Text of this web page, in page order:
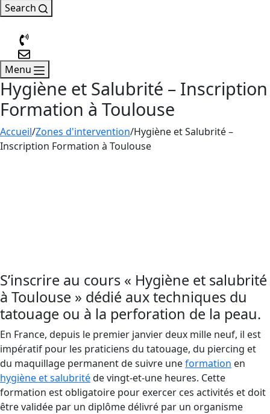
Search
Menu
Hygiène et Salubrité – Inscription
Formation à Toulouse
Accueil/Zones d'intervention/Hygiène et Salubrité –
Inscription Formation à Toulouse
S’inscrire au cours « Hygiène et salubrité
à Toulouse » dédié aux techniques du
tatouage ou à la perforation de la peau.
En France, depuis le premier janvier deux mille neuf, il est
impératif pour les praticiens du tatouage, du piercing et
du maquillage permanent de suivre uneformation en
hygiène et salubritéde vingt-et-une heures. Cette
formation est obligatoire pour exercer ces activités et doit
être validée par un diplôme délivré par un organisme